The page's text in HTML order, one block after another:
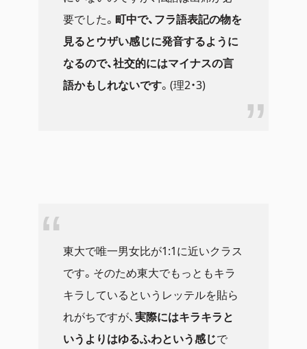
要でした。 町中で、フラ語表記の物を
見るとウザい感じに発音するように
なるので、社交的にはマイナスの言
語かもしれないです。(理2・3)
東大で唯一男女比が1:1に近いクラス
です。そのため東大でもっともキラ
キラしているというレッテルを貼ら
れがちですが、実際にはキラキラと
いうよりはゆるふわという感じで